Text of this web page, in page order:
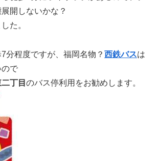
開しないかな？
た。
分程度ですが、福岡名物？ 西鉄バスは
ので
丁目 のバス停利用をお勧めします。